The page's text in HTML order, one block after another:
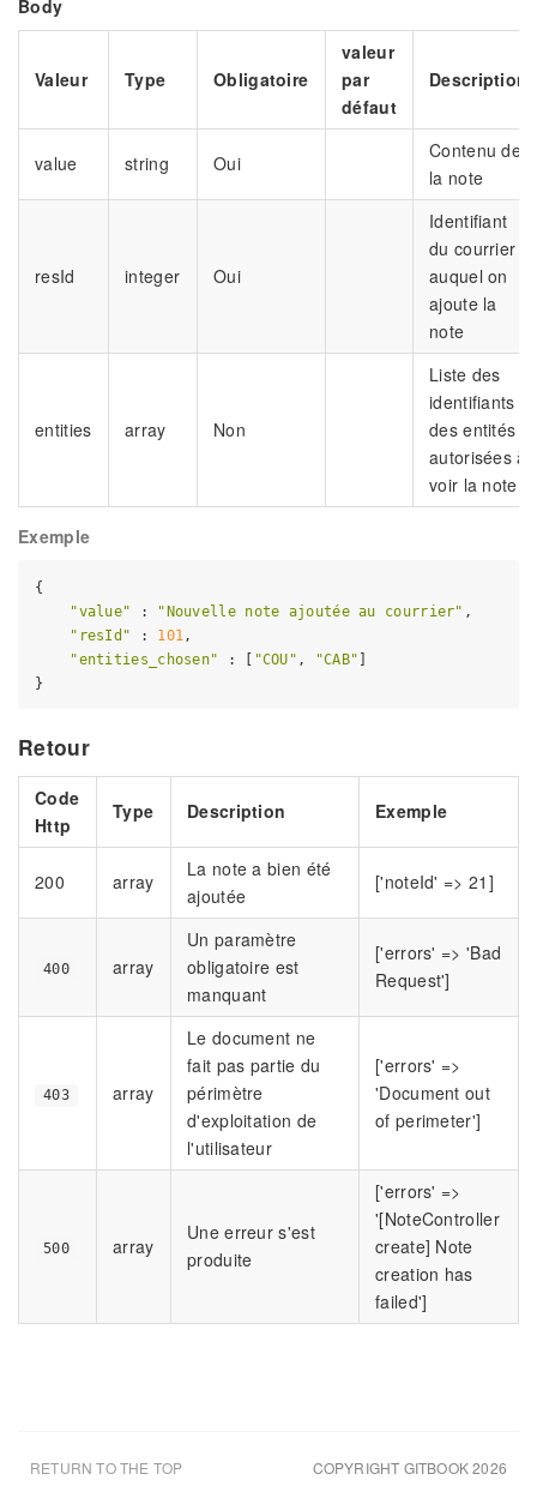
Body
Valeur Type Obligatoire
valeur
par
défaut
Description
value string Oui
Contenu de
la note
resId integer Oui
Identifiant
du courrier
auquel on
ajoute la
note
entities array Non
Liste des
identifiants
des entités
autorisées à
voir la note
Exemple
{
"value" : "Nouvelle note ajoutée au courrier" ,
"resId" : 101,
"entities_chosen" : [ "COU" , "CAB"
Retour
Code
Http
Type Description Exemple
200 array
La note a bien été
ajoutée
['noteId' => 21]
400 array
Un paramètre
obligatoire est
manquant
['errors' => 'Bad
Request']
403 array
Le document ne
fait pas partie du
périmètre
d'exploitation de
l'utilisateur
['errors' =>
'Document out
of perimeter']
500 array
Une erreur s'est
produite
['errors' =>
'[NoteController
create] Note
creation has
failed']
COPYRIGHT GITBOOK 2026
RETURN TO THE TOP